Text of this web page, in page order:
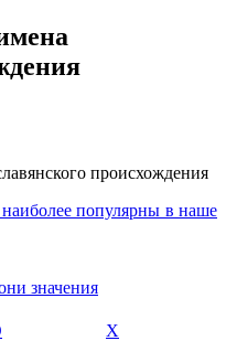
происхождения
популярны в наше
значения
Х